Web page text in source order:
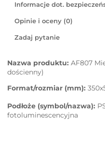
Informacje dot.
Opinie i oceny (0)
Zadaj pytanie
Nazwa produktu: AF807
dościenny)
Format/rozmiar (mm):
Podłoże (symbol/nazwa):
fotoluminescencyjna